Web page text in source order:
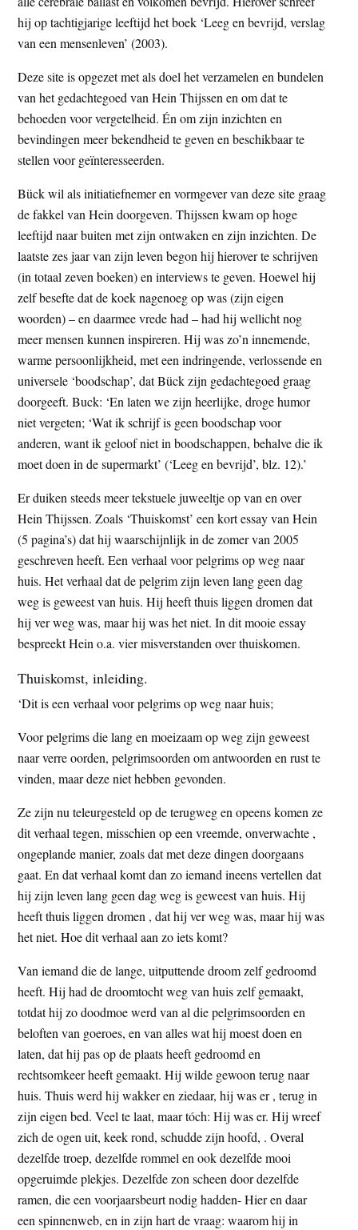
hij op tachtigjarige leeftijd het boek ‘Leeg en bevrijd, verslag
van een mensenleven’ (2003).
Deze site is opgezet met als doel het verzamelen en bundelen
van het gedachtegoed van Hein Thijssen en om dat te
behoeden voor vergetelheid. Én om zijn inzichten en
bevindingen meer bekendheid te geven en beschikbaar te
stellen voor geïnteresseerden.
Bück wil als initiatiefnemer en vormgever van deze site graag
de fakkel van Hein doorgeven. Thijssen kwam op hoge
leeftijd naar buiten met zijn ontwaken en zijn inzichten. De
laatste zes jaar van zijn leven begon hij hierover te schrijven
(in totaal zeven boeken) en interviews te geven. Hoewel hij
zelf besefte dat de koek nagenoeg op was (zijn eigen
woorden) – en daarmee vrede had – had hij wellicht nog
meer mensen kunnen inspireren. Hij was zo’n innemende,
warme persoonlijkheid, met een indringende, verlossende en
universele ‘boodschap’, dat Bück zijn gedachtegoed graag
doorgeeft. Buck: ‘En laten we zijn heerlijke, droge humor
niet vergeten; ‘Wat ik schrijf is geen boodschap voor
anderen, want ik geloof niet in boodschappen, behalve die ik
moet doen in de supermarkt’ (‘Leeg en bevrijd’, blz. 12).’
Er duiken steeds meer tekstuele juweeltje op van en over
Hein Thijssen. Zoals ‘Thuiskomst’ een kort essay van Hein
(5 pagina’s) dat hij waarschijnlijk in de zomer van 2005
geschreven heeft. Een verhaal voor pelgrims op weg naar
huis. Het verhaal dat de pelgrim zijn leven lang geen dag
weg is geweest van huis. Hij heeft thuis liggen dromen dat
hij ver weg was, maar hij was het niet. In dit mooie essay
bespreekt Hein o.a. vier misverstanden over thuiskomen.
Thuiskomst, inleiding.
‘Dit is een verhaal voor pelgrims op weg naar huis;
Voor pelgrims die lang en moeizaam op weg zijn geweest
naar verre oorden, pelgrimsoorden om antwoorden en rust te
vinden, maar deze niet hebben gevonden.
Ze zijn nu teleurgesteld op de terugweg en opeens komen ze
dit verhaal tegen, misschien op een vreemde, onverwachte ,
ongeplande manier, zoals dat met deze dingen doorgaans
gaat. En dat verhaal komt dan zo iemand ineens vertellen dat
hij zijn leven lang geen dag weg is geweest van huis. Hij
heeft thuis liggen dromen , dat hij ver weg was, maar hij was
het niet. Hoe dit verhaal aan zo iets komt?
Van iemand die de lange, uitputtende droom zelf gedroomd
heeft. Hij had de droomtocht weg van huis zelf gemaakt,
totdat hij zo doodmoe werd van al die pelgrimsoorden en
beloften van goeroes, en van alles wat hij moest doen en
laten, dat hij pas op de plaats heeft gedroomd en
rechtsomkeer heeft gemaakt. Hij wilde gewoon terug naar
huis. Thuis werd hij wakker en ziedaar, hij was er , terug in
zijn eigen bed. Veel te laat, maar tóch: Hij was er. Hij wreef
zich de ogen uit, keek rond, schudde zijn hoofd, . Overal
dezelfde troep, dezelfde rommel en ook dezelfde mooi
opgeruimde plekjes. Dezelfde zon scheen door dezelfde
ramen, die een voorjaarsbeurt nodig hadden- Hier en daar
een spinnenweb, en in zijn hart de vraag: waarom hij in